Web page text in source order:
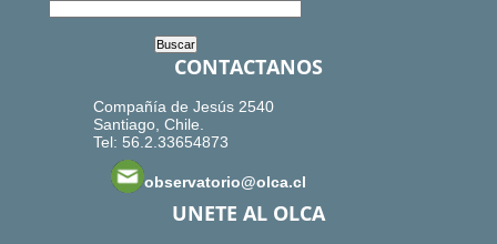
CONTACTANOS
Compañía de Jesús 2540
Santiago, Chile.
Tel: 56.2.33654873
observatorio@olca.cl
UNETE AL OLCA